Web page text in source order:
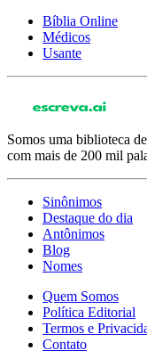
Bíblia Online
Médicos
Usante
Somos uma biblioteca
com mais de 200 mil
Sinônimos
Destaque do dia
Antônimos
Blog
Nomes
Quem Somos
Política Editorial
Termos e
Contato